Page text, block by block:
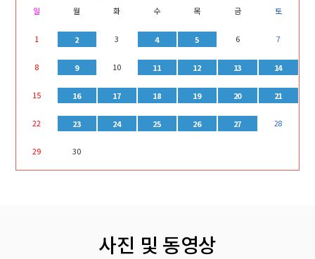
일 월 화 수 목 금 토
1 2 3 4 5 6 7
8 9 10 11 12 13 14
15 16 17 18 19 20 21
22 23 24 25 26 27 28
29 30
사진 및 동영상